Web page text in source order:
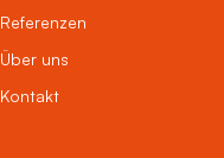
Referenzen
Über uns
Kontakt